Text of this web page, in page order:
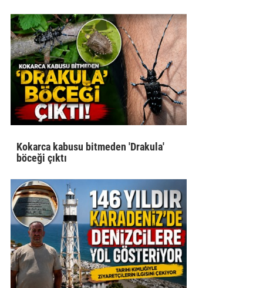
Kokarca kabusu bitmeden 'Drakula'
böceği çıktı